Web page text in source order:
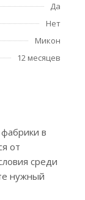
Да
Нет
Микон
12 месяцев
в
от
среди
нужный